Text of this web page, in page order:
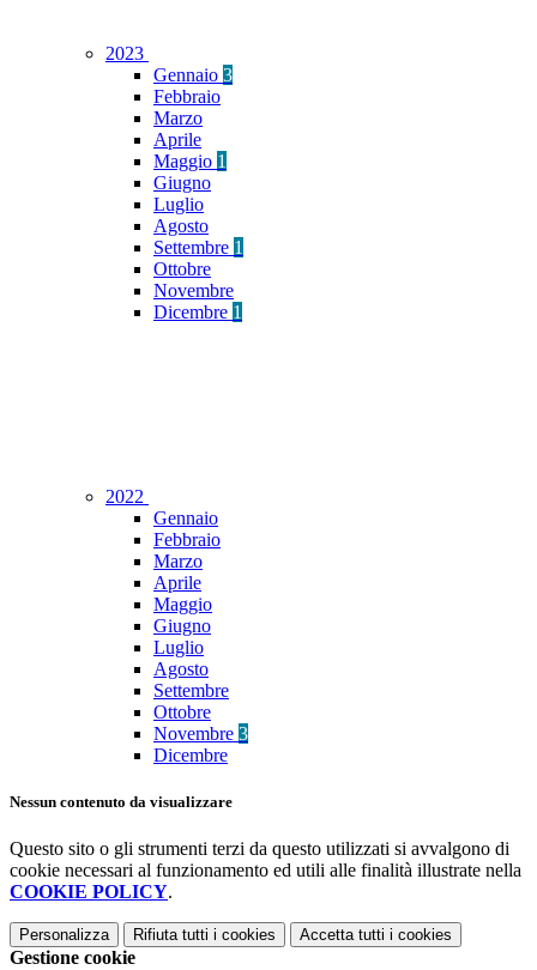
2023
Gennaio 3
Febbraio
Marzo
Aprile
Maggio 1
Giugno
Luglio
Agosto
Settembre 1
Ottobre
Novembre
Dicembre 1
2022
Gennaio
Febbraio
Marzo
Aprile
Maggio
Giugno
Luglio
Agosto
Settembre
Ottobre
Novembre 3
Dicembre
Nessun contenuto da visualizzare
Questo sito o gli strumenti terzi da questo utilizzati si avvalgono di
cookie necessari al funzionamento ed utili alle finalità illustrate nella
COOKIE POLICY.
Personalizza Rifiuta tutti i cookies Accetta tutti i cookies
Gestione cookie